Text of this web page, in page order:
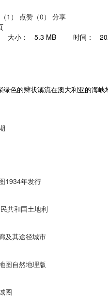
1） 点赞（0）
分享
大小： 5.3 MB 时间：
绿色的辫状溪流在澳大利亚的海
1934年发行
共和国土地利
及其途径城市
图自然地理版
图